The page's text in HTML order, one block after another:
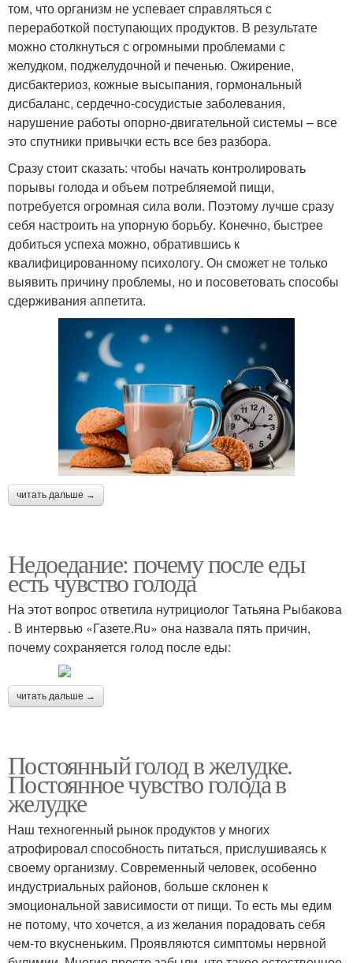
том, что организм не успевает справляться с
переработкой поступающих продуктов. В результате
можно столкнуться с огромными проблемами с
желудком, поджелудочной и печенью. Ожирение,
дисбактериоз, кожные высыпания, гормональный
дисбаланс, сердечно-сосудистые заболевания,
нарушение работы опорно-двигательной системы – все
это спутники привычки есть все без разбора.
Сразу стоит сказать: чтобы начать контролировать
порывы голода и объем потребляемой пищи,
потребуется огромная сила воли. Поэтому лучше сразу
себя настроить на упорную борьбу. Конечно, быстрее
добиться успеха можно, обратившись к
квалифицированному психологу. Он сможет не только
выявить причину проблемы, но и посоветовать способы
сдерживания аппетита.
читать дальше →
Недоедание: почему после еды
есть чувство голода
На этот вопрос ответила нутрициолог Татьяна Рыбакова
. В интервью «Газете.Ru» она назвала пять причин,
почему сохраняется голод после еды:
читать дальше →
Постоянный голод в желудке.
Постоянное чувство голода в
желудке
Наш техногенный рынок продуктов у многих
атрофировал способность питаться, прислушиваясь к
своему организму. Современный человек, особенно
индустриальных районов, больше склонен к
эмоциональной зависимости от пищи. То есть мы едим
не потому, что хочется, а из желания порадовать себя
чем-то вкусненьким. Проявляются симптомы нервной